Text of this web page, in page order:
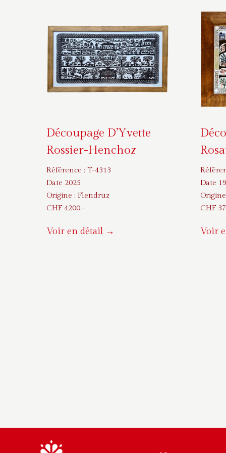
Découpage D’Yvette
Rossier-Henchoz
Référence : T-4313
Date 2025
Origine : Flendruz
CHF 4200.-
Voir en détail →
Date
CHF
Voir